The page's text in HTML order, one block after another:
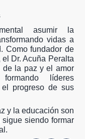
asumir la
vidas a
Como fundador de
Dr. Acuña Peralta
de la paz y el amor
líderes
progreso de sus
y la educación son
siendo formar